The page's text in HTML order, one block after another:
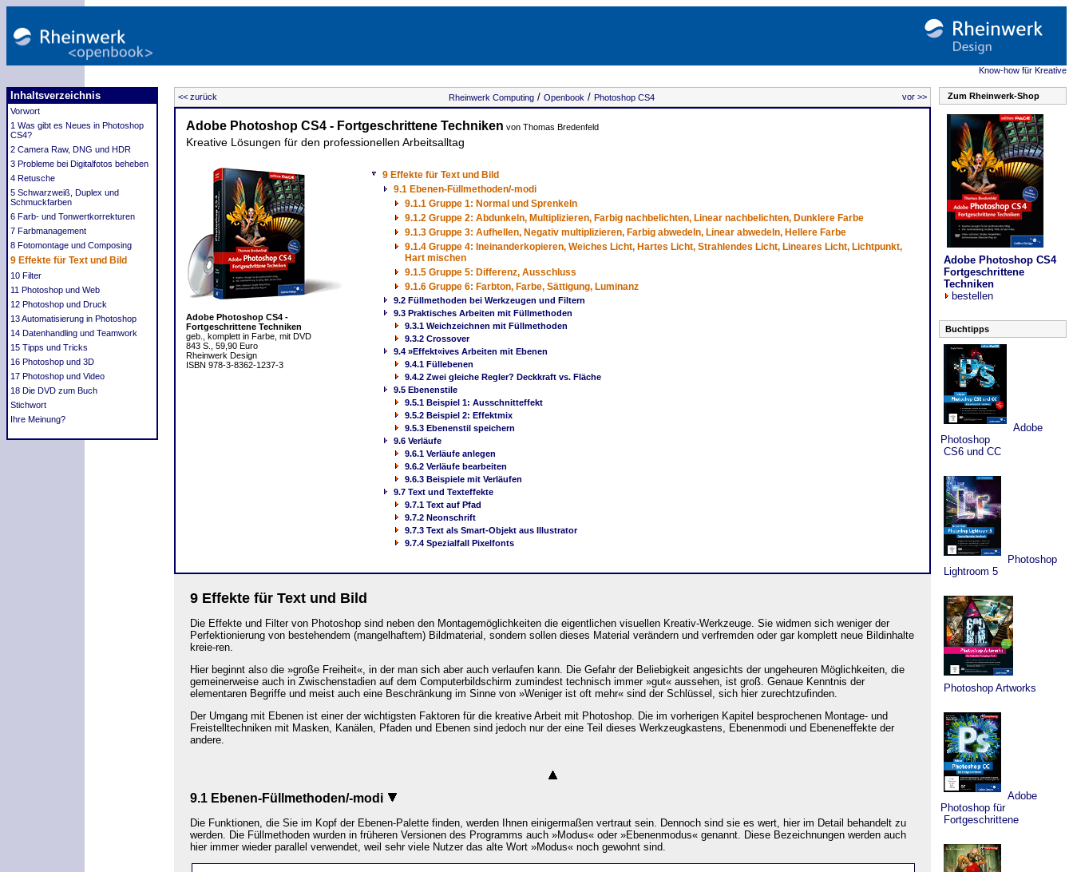
Know-how für Kreative
Inhaltsverzeichnis
Vorwort
1 Was gibt es Neues in Photoshop
CS4?
2 Camera Raw, DNG und HDR
3 Probleme bei Digitalfotos beheben
4 Retusche
5 Schwarzweiß, Duplex und
Schmuckfarben
6 Farb- und Tonwertkorrekturen
7 Farbmanagement
8 Fotomontage und Composing
9 Effekte für Text und Bild
10 Filter
11 Photoshop und Web
12 Photoshop und Druck
13 Automatisierung in Photoshop
14 Datenhandling und Teamwork
15 Tipps und Tricks
16 Photoshop und 3D
17 Photoshop und Video
18 Die DVD zum Buch
Stichwort
Ihre Meinung?
<< zurück Rheinwerk Computing / Openbook / Photoshop CS4 vor >>
Adobe Photoshop CS4 - Fortgeschrittene Techniken von Thomas Bredenfeld
Kreative Lösungen für den professionellen Arbeitsalltag
Adobe Photoshop CS4 -
Fortgeschrittene Techniken
geb., komplett in Farbe, mit DVD
843 S., 59,90 Euro
Rheinwerk Design
ISBN 978-3-8362-1237-3
9 Effekte für Text und Bild
9.1 Ebenen-Füllmethoden/-modi
9.1.1 Gruppe 1: Normal und Sprenkeln
9.1.2 Gruppe 2: Abdunkeln, Multiplizieren, Farbig nachbelichten, Linear nachbelichten, Dunklere Farbe
9.1.3 Gruppe 3: Aufhellen, Negativ multiplizieren, Farbig abwedeln, Linear abwedeln, Hellere Farbe
9.1.4 Gruppe 4: Ineinanderkopieren, Weiches Licht, Hartes Licht, Strahlendes Licht, Lineares Licht, Lichtpunkt,
Hart mischen
9.1.5 Gruppe 5: Differenz, Ausschluss
9.1.6 Gruppe 6: Farbton, Farbe, Sättigung, Luminanz
9.2 Füllmethoden bei Werkzeugen und Filtern
9.3 Praktisches Arbeiten mit Füllmethoden
9.3.1 Weichzeichnen mit Füllmethoden
9.3.2 Crossover
9.4 »Effekt«ives Arbeiten mit Ebenen
9.4.1 Füllebenen
9.4.2 Zwei gleiche Regler? Deckkraft vs. Fläche
9.5 Ebenenstile
9.5.1 Beispiel 1: Ausschnitteffekt
9.5.2 Beispiel 2: Effektmix
9.5.3 Ebenenstil speichern
9.6 Verläufe
9.6.1 Verläufe anlegen
9.6.2 Verläufe bearbeiten
9.6.3 Beispiele mit Verläufen
9.7 Text und Texteffekte
9.7.1 Text auf Pfad
9.7.2 Neonschrift
9.7.3 Text als Smart-Objekt aus Illustrator
9.7.4 Spezialfall Pixelfonts
9 Effekte für Text und Bild
Die Effekte und Filter von Photoshop sind neben den Montagemöglichkeiten die eigentlichen visuellen Kreativ-Werkzeuge. Sie widmen sich weniger der
Perfektionierung von bestehendem (mangelhaftem) Bildmaterial, sondern sollen dieses Material verändern und verfremden oder gar komplett neue Bildinhalte
kreie-ren.
Hier beginnt also die »große Freiheit«, in der man sich aber auch verlaufen kann. Die Gefahr der Beliebigkeit angesichts der ungeheuren Möglichkeiten, die
gemeinerweise auch in Zwischenstadien auf dem Computerbildschirm zumindest technisch immer »gut« aussehen, ist groß. Genaue Kenntnis der
elementaren Begriffe und meist auch eine Beschränkung im Sinne von »Weniger ist oft mehr« sind der Schlüssel, sich hier zurechtzufinden.
Der Umgang mit Ebenen ist einer der wichtigsten Faktoren für die kreative Arbeit mit Photoshop. Die im vorherigen Kapitel besprochenen Montage- und
Freistelltechniken mit Masken, Kanälen, Pfaden und Ebenen sind jedoch nur der eine Teil dieses Werkzeugkastens, Ebenenmodi und Ebeneneffekte der
andere.
9.1 Ebenen-Füllmethoden/-modi
Die Funktionen, die Sie im Kopf der Ebenen-Palette finden, werden Ihnen einigermaßen vertraut sein. Dennoch sind sie es wert, hier im Detail behandelt zu
werden. Die Füllmethoden wurden in früheren Versionen des Programms auch »Modus« oder »Ebenenmodus« genannt. Diese Bezeichnungen werden auch
hier immer wieder parallel verwendet, weil sehr viele Nutzer das alte Wort »Modus« noch gewohnt sind.
Zum Rheinwerk-Shop
Adobe Photoshop CS4
Fortgeschrittene
Techniken
bestellen
Buchtipps
Adobe
Photoshop
CS6 und CC
Photoshop
Lightroom 5
Photoshop Artworks
Adobe
Photoshop für
Fortgeschrittene